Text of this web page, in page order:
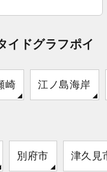
イドグラフポイ
崎 江ノ島海岸
別府市 津久見